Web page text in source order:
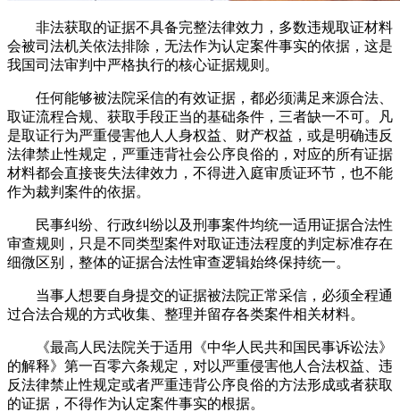
非法获取的证据不具备完整法律效力，多数违规取证材料
会被司法机关依法排除，无法作为认定案件事实的依据，这是
我国司法审判中严格执行的核心证据规则。
任何能够被法院采信的有效证据，都必须满足来源合法、
取证流程合规、获取手段正当的基础条件，三者缺一不可。凡
是取证行为严重侵害他人人身权益、财产权益，或是明确违反
法律禁止性规定，严重违背社会公序良俗的，对应的所有证据
材料都会直接丧失法律效力，不得进入庭审质证环节，也不能
作为裁判案件的依据。
民事纠纷、行政纠纷以及刑事案件均统一适用证据合法性
审查规则，只是不同类型案件对取证违法程度的判定标准存在
细微区别，整体的证据合法性审查逻辑始终保持统一。
当事人想要自身提交的证据被法院正常采信，必须全程通
过合法合规的方式收集、整理并留存各类案件相关材料。
《最高人民法院关于适用《中华人民共和国民事诉讼法》
的解释》第一百零六条规定，对以严重侵害他人合法权益、违
反法律禁止性规定或者严重违背公序良俗的方法形成或者获取
的证据，不得作为认定案件事实的根据。